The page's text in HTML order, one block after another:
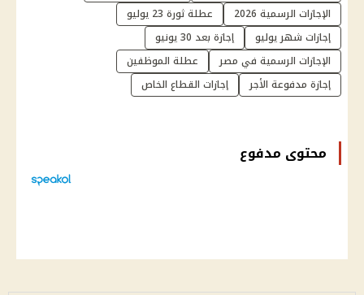
الإجازات الرسمية 2026
عطلة ثورة 23 يوليو
إجازات شهر يوليو
إجازة بعد 30 يونيو
الإجازات الرسمية في مصر
عطلة الموظفين
إجازة مدفوعة الأجر
إجازات القطاع الخاص
محتوى مدفوع